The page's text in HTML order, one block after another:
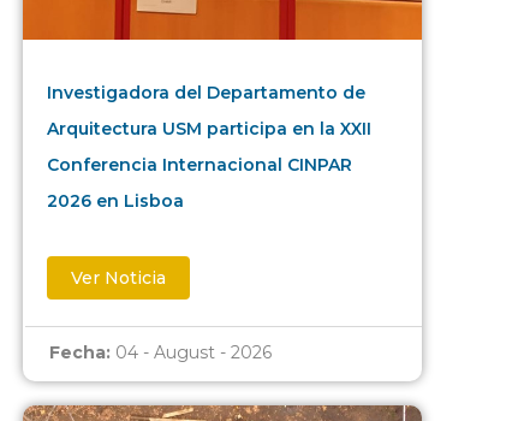
Investigadora del Departamento de
Arquitectura USM participa en la XXII
Conferencia Internacional CINPAR
2026 en Lisboa
Ver Noticia
Fecha: 04 - August - 2026